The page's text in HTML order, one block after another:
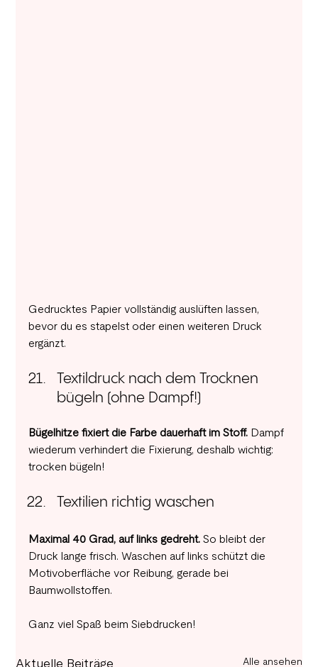
Gedrucktes Papier vollständig auslüften lassen,
bevor du es stapelst oder einen weiteren Druck
ergänzt.
Textildruck nach dem Trocknen
bügeln (ohne Dampf!)
Bügelhitze fixiert die Farbe dauerhaft im Stoff. Dampf
wiederum verhindert die Fixierung, deshalb wichtig:
trocken bügeln!
Textilien richtig waschen
Maximal 40 Grad, auf links gedreht. So bleibt der
Druck lange frisch. Waschen auf links schützt die
Motivoberfläche vor Reibung, gerade bei
Baumwollstoffen.
Ganz viel Spaß beim Siebdrucken!
Alle ansehen